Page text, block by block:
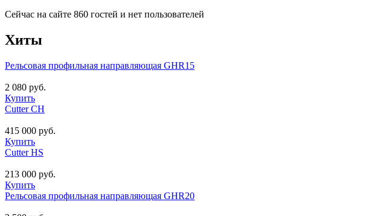
Сейчас на сайте 860 гостей и нет пользователей
Хиты
Рельсовая профильная направляющая GHR15
2 080 руб.
Купить
Cutter CH
415 000 руб.
Купить
Cutter HS
213 000 руб.
Купить
Рельсовая профильная направляющая GHR20